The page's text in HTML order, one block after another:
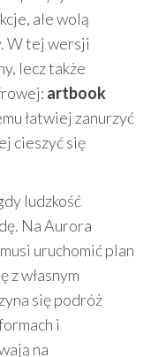
ale wolą
W tej wersji
lecz także
artbook
łatwiej zanurzyć
cieszyć się
ludzkość
Na Aurora
uruchomić plan
z własnym
się podróż
i
na